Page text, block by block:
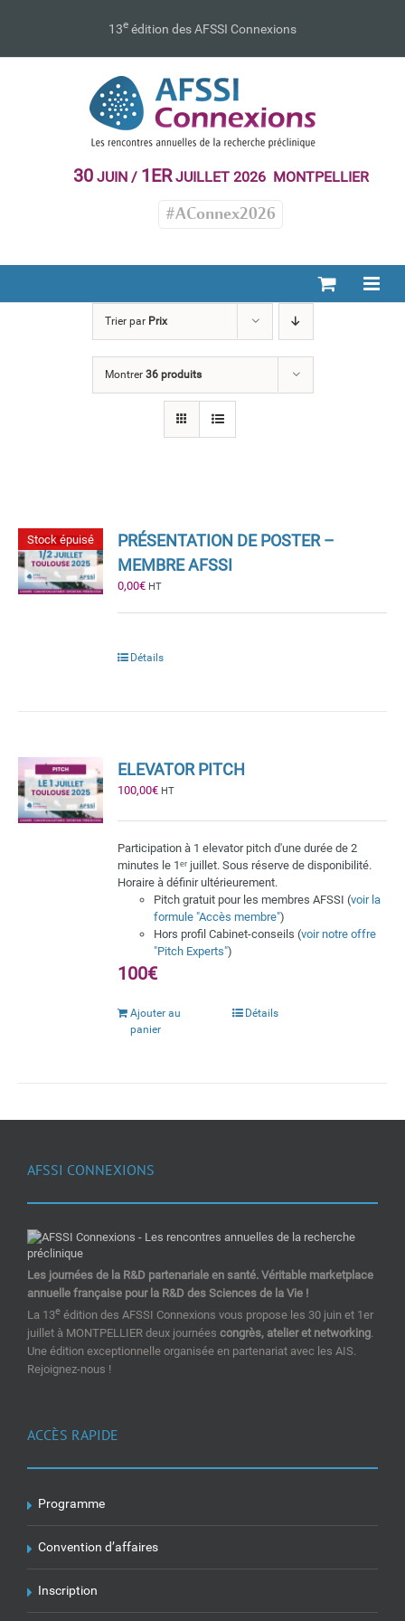
13e édition des AFSSI Connexions
30JUIN / 1ERJUILLET 2026 MONTPELLIER
#AConnex2026
Trier par Prix
Montrer 36 produits
Stock épuisé
PRÉSENTATION DE POSTER –
MEMBRE AFSSI
0,00€ HT
Détails
ELEVATOR PITCH
100,00€ HT
Participation à 1 elevator pitch d'une durée de 2
minutes le 1ᵉʳ juillet. Sous réserve de disponibilité.
Horaire à définir ultérieurement.
Pitch gratuit pour les membres AFSSI (voir la
formule "Accès membre")
Hors profil Cabinet-conseils (voir notre offre
"Pitch Experts")
100€
Ajouter au
panier
Détails
AFSSI CONNEXIONS
Les journées de la R&D partenariale en santé. Véritable marketplace
annuelle française pour la R&D des Sciences de la Vie !
La 13e édition des AFSSI Connexions vous propose les 30 juin et 1er
juillet à MONTPELLIER deux journées congrès, atelier et networking.
Une édition exceptionnelle organisée en partenariat avec les AIS.
Rejoignez-nous !
ACCÈS RAPIDE
Programme
Convention d’affaires
Inscription